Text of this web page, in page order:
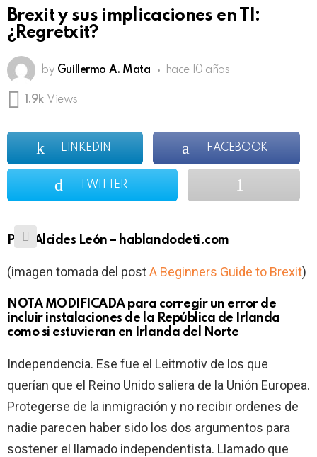
Brexit y sus implicaciones en TI:
¿Regretxit?
by Guillermo A. Mata hace 10 años
1.9k Views
LINKEDIN FACEBOOK
TWITTER
Por: Alcides León – hablandodeti.com
(imagen tomada del postA Beginners Guide to Brexit)
NOTA MODIFICADA para corregir un error de
incluir instalaciones de la República de Irlanda
como si estuvieran en Irlanda del Norte
Independencia. Ese fue el Leitmotiv de los que
querían que el Reino Unido saliera de la Unión Europea.
Protegerse de la inmigración y no recibir ordenes de
nadie parecen haber sido los dos argumentos para
sostener el llamado independentista. Llamado que